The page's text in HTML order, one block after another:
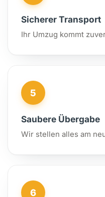
Sicherer Transport
Ihr Umzug kommt
5
Saubere Übergabe
Wir stellen alles am
6